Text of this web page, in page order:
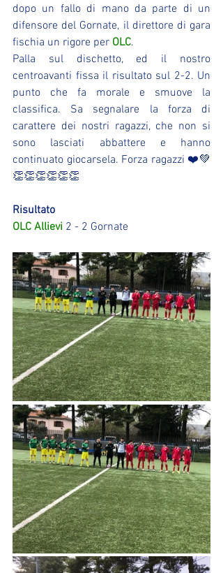
dopo un fallo di mano da parte di un
difensore del Gornate, il direttore di gara
fischia un rigore per OLC.
Palla sul dischetto, ed il nostro
centroavanti fissa il risultato sul 2-2. Un
punto che fa morale e smuove la
classifica. Sa segnalare la forza di
carattere dei nostri ragazzi, che non si
sono lasciati abbattere e hanno
continuato giocarsela. Forza ragazzi ❤️💚
👏👏👏👏👏👏
Risultato
OLC Allievi 2 - 2 Gornate